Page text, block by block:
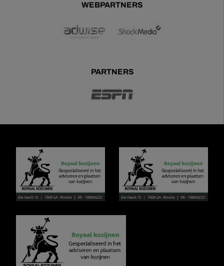
WEBPARTNERS
PARTNERS